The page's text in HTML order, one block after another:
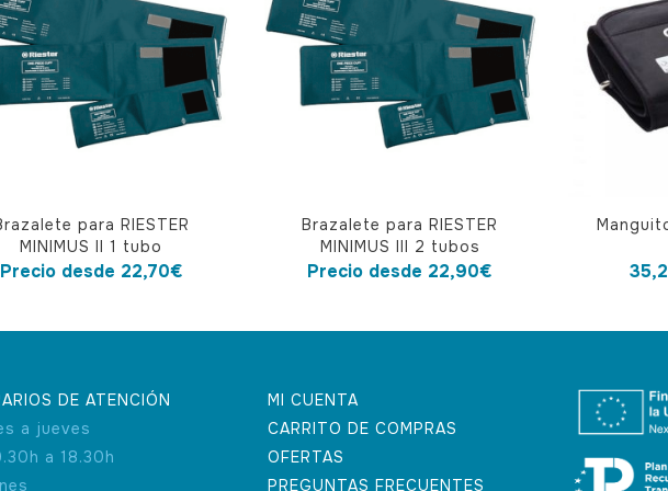
para RIESTER
MINIMUS II 1 tubo
Precio desde 22,70€
producto
se
pueden
elegir
Brazalete para RIESTER
MINIMUS III 2 tubos
Precio desde 22,90€
DE ATENCIÓN
a jueves
a 18.30h
MI CUENTA
CARRITO DE COMPRAS
OFERTAS
PREGUNTAS FRECUENTES